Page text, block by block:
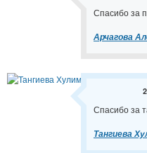
Спасибо за
Арчагова
Спасибо за
Тангиева